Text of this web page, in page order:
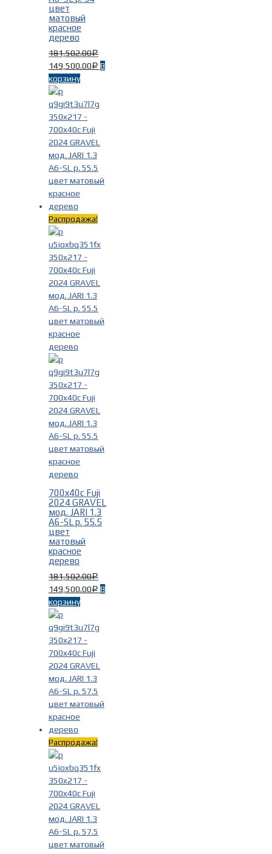
цвет
матовый
красное
дерево
181,502.00Р
149,500.00 Р В
корзину
Распродажа!
700x40c Fuji
2024 GRAVEL
мод. JARI 1.3
A6-SL р. 55.5
цвет
матовый
красное
дерево
181,502.00Р
149,500.00 Р В
корзину
Распродажа!